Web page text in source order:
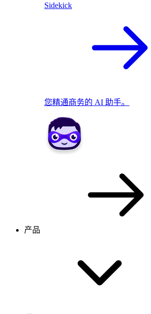
Sidekick
您精通商务的 AI 助手。
产品